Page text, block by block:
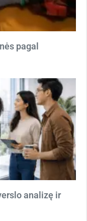
pagal
analizę ir